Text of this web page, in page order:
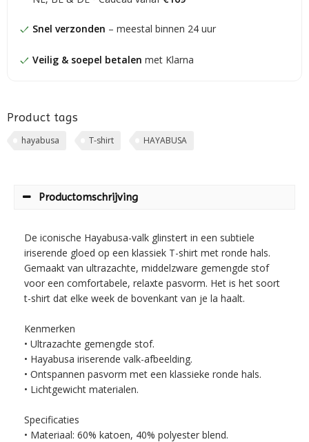
Snel verzonden – meestal binnen 24 uur
Veilig & soepel betalen met Klarna
Product tags
hayabusa T-shirt HAYABUSA
Productomschrijving
De iconische Hayabusa-valk glinstert in een subtiele
iriserende gloed op een klassiek T-shirt met ronde hals.
Gemaakt van ultrazachte, middelzware gemengde stof
voor een comfortabele, relaxte pasvorm. Het is het soort
t-shirt dat elke week de bovenkant van je la haalt.
Kenmerken
• Ultrazachte gemengde stof.
• Hayabusa iriserende valk-afbeelding.
• Ontspannen pasvorm met een klassieke ronde hals.
• Lichtgewicht materialen.
Specificaties
• Materiaal: 60% katoen, 40% polyester blend.